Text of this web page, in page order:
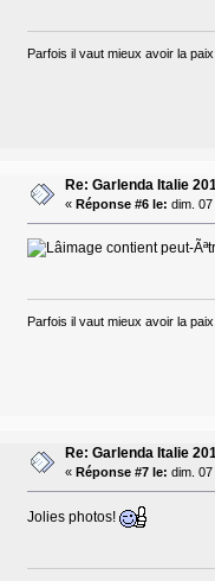
Parfois il vaut mieux avoir la
Re: Garlenda Italie
« Réponse #6 le: dim. 07
Parfois il vaut mieux avoir la
Re: Garlenda Italie
« Réponse #7 le: dim.
Jolies photos!